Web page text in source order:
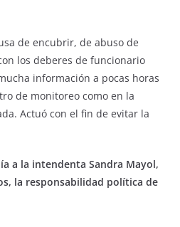
de encubrir, de abuso de
los deberes de funcionario
información a pocas horas
de monitoreo como en la
Actuó con el fin de evitar la
a la intendenta Sandra Mayol,
la responsabilidad política de